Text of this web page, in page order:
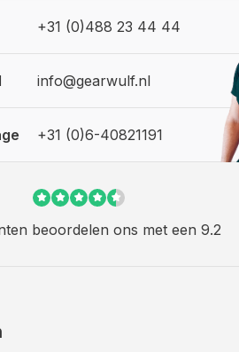
+31 (0)488 23 44 44
info@gearwulf.nl
+31 (0)6-40821191
beoordelen ons met een 9.2